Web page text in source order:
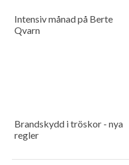
Intensiv månad på Berte
Qvarn
Brandskydd i tröskor - nya
regler